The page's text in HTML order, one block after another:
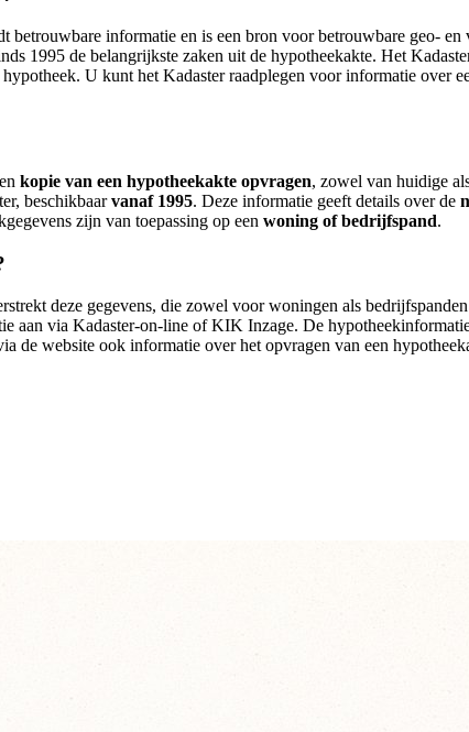
informatie en is een bron voor betrouwbare geo-
1995 de belangrijkste zaken uit de hypotheekakte. Het
U kunt het Kadaster raadplegen voor informatie over
kopie van een hypotheekakte opvragen, zowel van huidige
beschikbaarvanaf 1995. Deze informatie geeft details over de
zijn van toepassing op een woning of bedrijfspand.
deze gegevens, die zowel voor woningen als
aan via Kadaster-on-line of KIK Inzage. De
de website ook informatie over het opvragen van een